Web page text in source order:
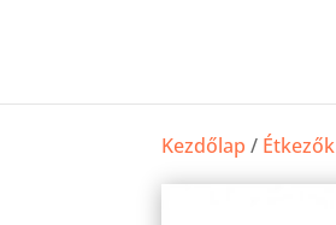
Kezdőlap / Étkezők